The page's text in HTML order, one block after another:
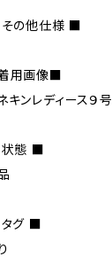
の他仕様 ■
用画像■
キンレディース９号
態 ■
グ ■